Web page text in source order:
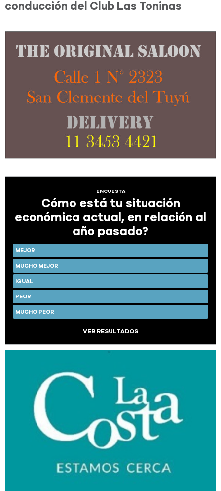
conducción del Club Las Toninas
ENCUESTA
Cómo está tu situación
económica actual, en relación al
año pasado?
MEJOR
MUCHO MEJOR
IGUAL
PEOR
MUCHO PEOR
VER RESULTADOS